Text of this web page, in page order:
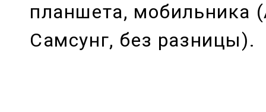
планшета, мобильника
Самсунг, без разницы).